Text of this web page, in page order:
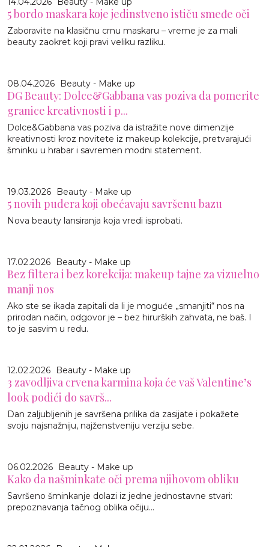
5 bordo maskara koje jedinstveno ističu smeđe oči
Zaboravite na klasičnu crnu maskaru – vreme je za mali
beauty zaokret koji pravi veliku razliku.
08.04.2026 Beauty - Make up
DG Beauty: Dolce&Gabbana vas poziva da pomerite
granice kreativnosti i p...
Dolce&Gabbana vas poziva da istražite nove dimenzije
kreativnosti kroz novitete iz makeup kolekcije, pretvarajući
šminku u hrabar i savremen modni statement.
19.03.2026 Beauty - Make up
5 novih pudera koji obećavaju savršenu bazu
Nova beauty lansiranja koja vredi isprobati.
17.02.2026 Beauty - Make up
Bez filtera i bez korekcija: makeup tajne za vizuelno
manji nos
Ako ste se ikada zapitali da li je moguće „smanjiti“ nos na
prirodan način, odgovor je – bez hirurških zahvata, ne baš. I
to je sasvim u redu.
12.02.2026 Beauty - Make up
3 zavodljiva crvena karmina koja će vaš Valentine’s
look podići do savrš...
Dan zaljubljenih je savršena prilika da zasijate i pokažete
svoju najsnažniju, najženstveniju verziju sebe.
06.02.2026 Beauty - Make up
Kako da našminkate oči prema njihovom obliku
Savršeno šminkanje dolazi iz jedne jednostavne stvari:
prepoznavanja tačnog oblika očiju...